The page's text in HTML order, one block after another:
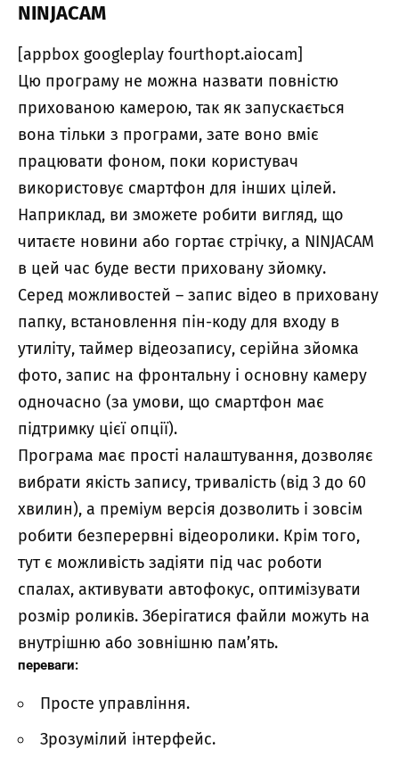
NINJACAM
[appbox googleplay fourthopt.aiocam]
Цю програму не можна назвати повністю
прихованою камерою, так як запускається
вона тільки з програми, зате воно вміє
працювати фоном, поки користувач
використовує смартфон для інших цілей.
Наприклад, ви зможете робити вигляд, що
читаєте новини або гортає стрічку, а NINJACAM
в цей час буде вести приховану зйомку.
Серед можливостей – запис відео в приховану
папку, встановлення пін-коду для входу в
утиліту, таймер відеозапису, серійна зйомка
фото, запис на фронтальну і основну камеру
одночасно (за умови, що смартфон має
підтримку цієї опції).
Програма має прості налаштування, дозволяє
вибрати якість запису, тривалість (від 3 до 60
хвилин), а преміум версія дозволить і зовсім
робити безперервні відеоролики. Крім того,
тут є можливість задіяти під час роботи
спалах, активувати автофокус, оптимізувати
розмір роликів. Зберігатися файли можуть на
внутрішню або зовнішню пам’ять.
переваги:
Просте управління.
Зрозумілий інтерфейс.